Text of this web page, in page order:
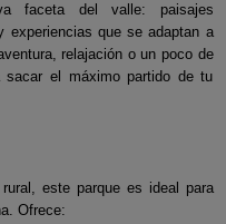
faceta del valle: paisajes
experiencias que se adaptan a
relajación o un poco de
sacar el máximo partido de tu
este parque es ideal para
Ofrece: